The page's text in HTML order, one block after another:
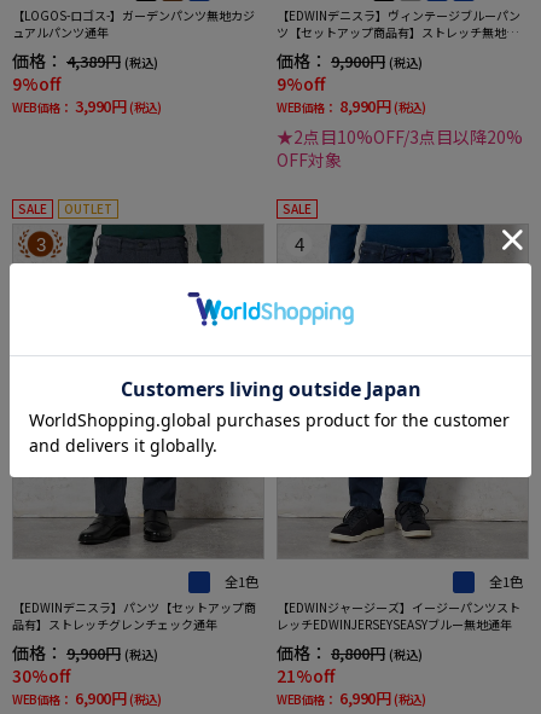
【LOGOS-ロゴス-】ガーデンパンツ無地カジ
ュアルパンツ通年
価格： 4,389円 (税込)
9%off
WEB価格： 3,990円 (税込)
【EDWINデニスラ】ヴィンテージブルーパン
ツ【セットアップ商品有】ストレッチ無地通
価格： 9,900円 (税込)
9%off
WEB価格： 8,990円 (税込)
★2点目10%OFF/3点目以降20%
OFF対象
SALE OUTLET
3
全1色
【EDWINデニスラ】パンツ【セットアップ商
品有】ストレッチグレンチェック通年
価格： 9,900円 (税込)
30%off
WEB価格： 6,900円 (税込)
SALE
4
全1色
【EDWINジャージーズ】イージーパンツスト
レッチEDWINJERSEYSEASYブルー無地通年
価格： 8,800円 (税込)
21%off
WEB価格： 6,990円 (税込)